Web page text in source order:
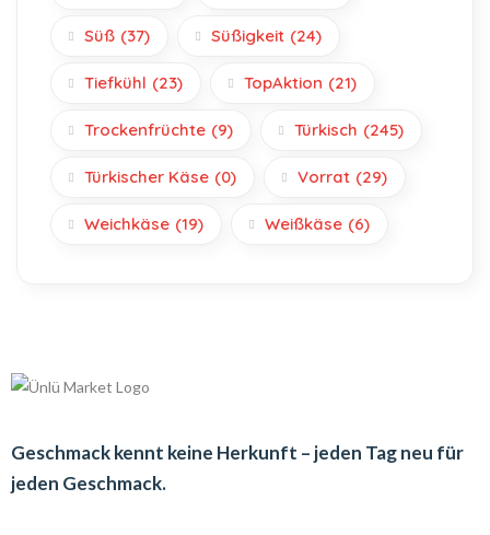
Süß (37) Süßigkeit (24)
Tiefkühl (23) TopAktion (21)
Trockenfrüchte (9) Türkisch (245)
Türkischer Käse (0) Vorrat (29)
Weichkäse (19) Weißkäse (6)
Geschmack kennt keine Herkunft – jeden Tag neu für
jeden Geschmack.